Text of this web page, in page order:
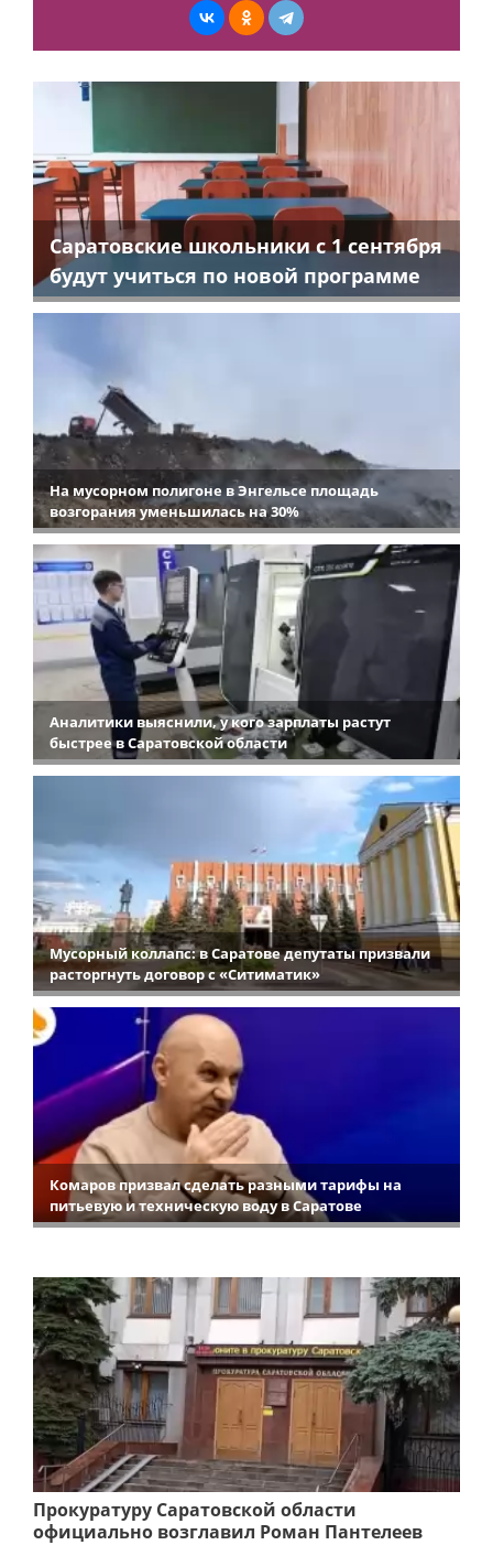
Саратовские школьники с 1 сентября
будут учиться по новой программе
На мусорном полигоне в Энгельсе площадь
возгорания уменьшилась на 30%
Аналитики выяснили, у кого зарплаты растут
быстрее в Саратовской области
Мусорный коллапс: в Саратове депутаты призвали
расторгнуть договор с «Ситиматик»
Комаров призвал сделать разными тарифы на
питьевую и техническую воду в Саратове
Прокуратуру Саратовской области
официально возглавил Роман Пантелеев